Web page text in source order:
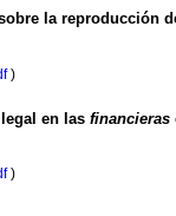
la reproducción
)
en las financieras
)